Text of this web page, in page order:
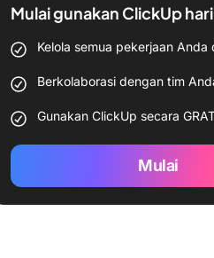
Mulai gunakan ClickUp
Kelola semua pekerjaan
Berkolaborasi dengan tim
Gunakan ClickUp secara
Mulai